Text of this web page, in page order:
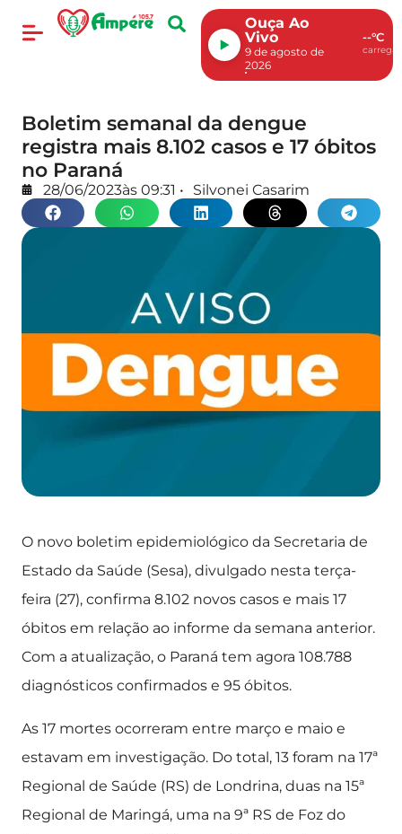
Ouça Ao
Vivo
9 de agosto de
2026
--°C
Boletim semanal da dengue
registra mais 8.102 casos e 17 óbitos
no Paraná
28/06/2023às 09:31 • Silvonei Casarim
O novo boletim epidemiológico da Secretaria de
Estado da Saúde (Sesa), divulgado nesta terça-
feira (27), confirma 8.102 novos casos e mais 17
óbitos em relação ao informe da semana anterior.
Com a atualização, o Paraná tem agora 108.788
diagnósticos confirmados e 95 óbitos.
As 17 mortes ocorreram entre março e maio e
estavam em investigação. Do total, 13 foram na 17ª
Regional de Saúde (RS) de Londrina, duas na 15ª
Regional de Maringá, uma na 9ª RS de Foz do